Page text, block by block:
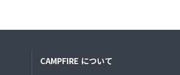
CAMPFIRE について